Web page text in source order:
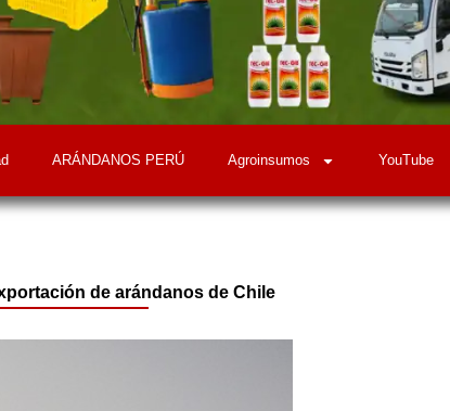
ARÁNDANOS PERÚ Agroinsumos YouTube
de arándanos de Chile